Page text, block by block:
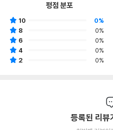
평점 분포
10
0%
8
0%
6
0%
4
0%
2
0%
등록된 리뷰